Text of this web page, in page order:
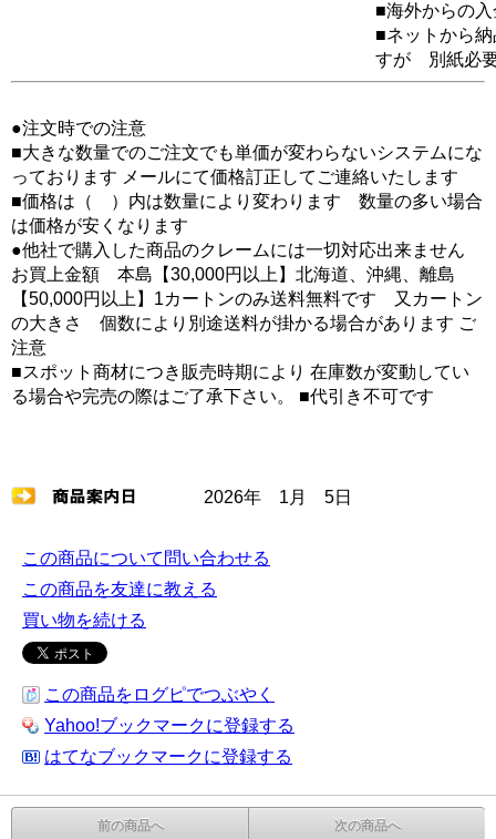
■海外からの
■ネットから
すが 別紙必
●注文時での注意
■大きな数量でのご注文でも単価が変わらないシステムにな
っております メールにて価格訂正してご連絡いたします
■価格は（ ）内は数量により変わります 数量の多い場合
は価格が安くなります
●他社で購入した商品のクレームには一切対応出来ません
お買上金額 本島【30,000円以上】北海道、沖縄、離島
【50,000円以上】1カートンのみ送料無料です 又カートン
の大きさ 個数により別途送料が掛かる場合があります ご
注意
■スポット商材につき販売時期により 在庫数が変動してい
る場合や完売の際はご了承下さい。 ■代引き不可です
2026年 1月 5日
この商品について問い合わせる
この商品を友達に教える
買い物を続ける
この商品をログピでつぶやく
Yahoo!ブックマークに登録する
はてなブックマークに登録する
前の商品へ 次の商品へ